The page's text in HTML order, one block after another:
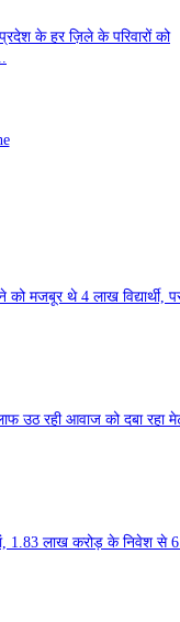
के हर ज़िले के परिवारों को
को मजबूर थे 4 लाख विद्यार्थी,
उठ रही आवाज को दबा रहा
1.83 लाख करोड़ के निवेश से